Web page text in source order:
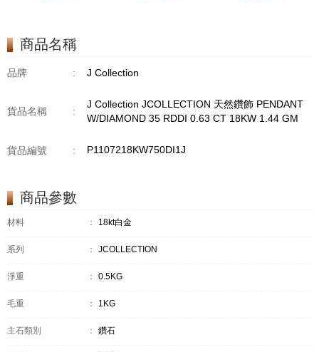
商品名稱
品牌 : J Collection
貨品名稱 :
J Collection JCOLLECTION 天然鑽飾 PENDANT
W/DIAMOND 35 RDDI 0.63 CT 18KW 1.44 GM
貨品編號 : P1107218KW750DI1J
商品參數
材料 ： 18kt白金
系列 ： JCOLLECTION
淨重 ： 0.5KG
毛重 ： 1KG
主石類別 ： 鑽石